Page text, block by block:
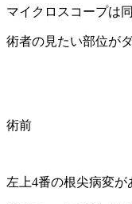
マイクロスコープは
術者の見たい部位が
術前
左上4番の根尖病変が